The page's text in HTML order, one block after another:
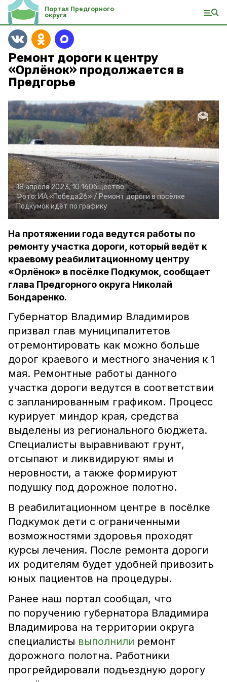
Портал Предгорного
округа
Ремонт дороги к центру
«Орлёнок» продолжается в
Предгорье
18 апреля 2023, 10:16Общество
Фото:ИА «Победа26» / Ремонт дороги в посёлке
Подкумок идёт по графику
На протяжении года ведутся работы по
ремонту участка дороги, который ведёт к
краевому реабилитационному центру
«Орлёнок» в посёлке Подкумок, сообщает
глава Предгорного округа Николай
Бондаренко.
Губернатор Владимир Владимиров
призвал глав муниципалитетов
отремонтировать как можно больше
дорог краевого и местного значения к 1
мая. Ремонтные работы данного
участка дороги ведутся в соответствии
с запланированным графиком. Процесс
курирует миндор края, средства
выделены из регионального бюджета.
Специалисты выравнивают грунт,
отсыпают и ликвидируют ямы и
неровности, а также формируют
подушку под дорожное полотно.
В реабилитационном центре в посёлке
Подкумок дети с ограниченными
возможностями здоровья проходят
курсы лечения. После ремонта дороги
их родителям будет удобней привозить
юных пациентов на процедуры.
Ранее наш портал сообщал, что
по поручению губернатора Владимира
Владимирова на территории округа
специалисты выполнили ремонт
дорожного полотна. Работники
прогрейдировали подъездную дорогу